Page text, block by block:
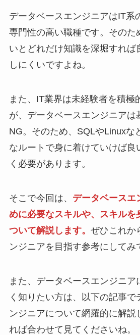
データベースエンジニアはIT系
専門性の高い職種です。そのた
いとどれだけ知識を深堀すれば
しにくいですよね。
また、IT業界は未経験者を積極
が、データベースエンジニアは
NG。そのため、SQLやLinuxな
なルートで身に着けていけば良
く必要があります。
そこで今回は、 データベースエ
めに必要なスキルや、スキルを
ついて解説します。 ぜひこれか
ンジニアを目指す参考にしてみ
また、データベースエンジニア
く知りたい方は、以下の記事で
ンジニアについて網羅的に解説
れば合わせて見てくださいね。